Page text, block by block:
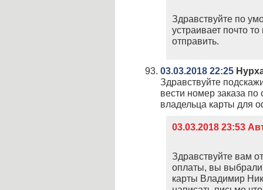
Здравствуйте по
устраивает почто
отправить.
03.03.2018 22:25
Здравствуйте
вести номер заказа
владельца карты для
03.03.2018 23:53
Здравствуйте вам
оплаты, вы выбрали
карты Владимир